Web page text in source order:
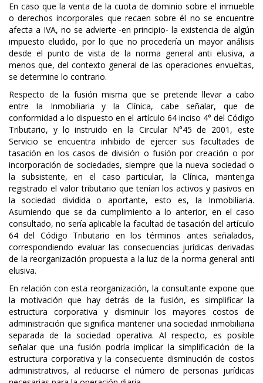
En caso que la venta de la cuota de dominio sobre el inmueble
o derechos incorporales que recaen sobre él no se encuentre
afecta a IVA, no se advierte -en principio- la existencia de algún
impuesto eludido, por lo que no procedería un mayor análisis
desde el punto de vista de la norma general anti elusiva, a
menos que, del contexto general de las operaciones envueltas,
se determine lo contrario.
Respecto de la fusión misma que se pretende llevar a cabo
entre Ia Inmobiliaria y la Clínica, cabe señalar, que de
conformidad a lo dispuesto en el artículo 64 inciso 4° del Código
Tributario, y lo instruido en la Circular N°45 de 2001, este
Servicio se encuentra inhibido de ejercer sus facultades de
tasación en los casos de división o fusión por creación o por
incorporación de sociedades, siempre que la nueva sociedad o
la subsistente, en el caso particular, la Clínica, mantenga
registrado el valor tributario que tenían los activos y pasivos en
la sociedad dividida o aportante, esto es, Ia Inmobiliaria.
Asumiendo que se da cumplimiento a lo anterior, en el caso
consultado, no sería aplicable la facultad de tasación del artículo
64 del Código Tributario en los términos antes señalados,
correspondiendo evaluar las consecuencias jurídicas derivadas
de la reorganización propuesta a la luz de la norma general anti
elusiva.
En relación con esta reorganización, la consultante expone que
la motivación que hay detrás de la fusión, es simplificar la
estructura corporativa y disminuir los mayores costos de
administración que significa mantener una sociedad inmobiliaria
separada de la sociedad operativa. Al respecto, es posible
señalar que una fusión podría implicar la simplificación de la
estructura corporativa y la consecuente disminución de costos
administrativos, al reducirse el número de personas jurídicas